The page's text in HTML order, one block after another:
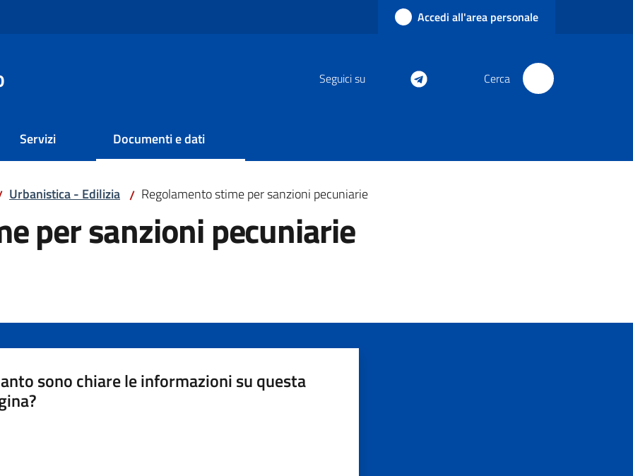
Accedi all'area personale
Seguici su Cerca
Servizi Documenti e dati
Urbanistica - Edilizia / Regolamento stime per sanzioni pecuniarie
per sanzioni pecuniarie
sono chiare le informazioni su questa